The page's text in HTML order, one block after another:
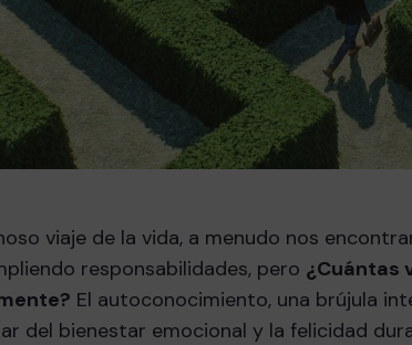
viaje de la vida, a menudo nos
responsabilidades, pero ¿Cuántas
El autoconocimiento, una brújula
del bienestar emocional y la felicidad